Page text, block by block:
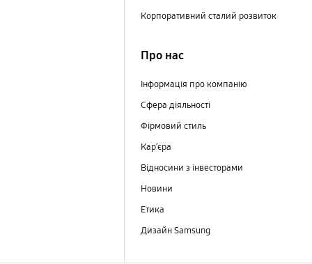
Корпоративний сталий розвиток
Про нас
Інформація про компанію
Сфера діяльності
Фірмовий стиль
Кар’єра
Відносини з інвесторами
Новини
Етика
Дизайн Samsung